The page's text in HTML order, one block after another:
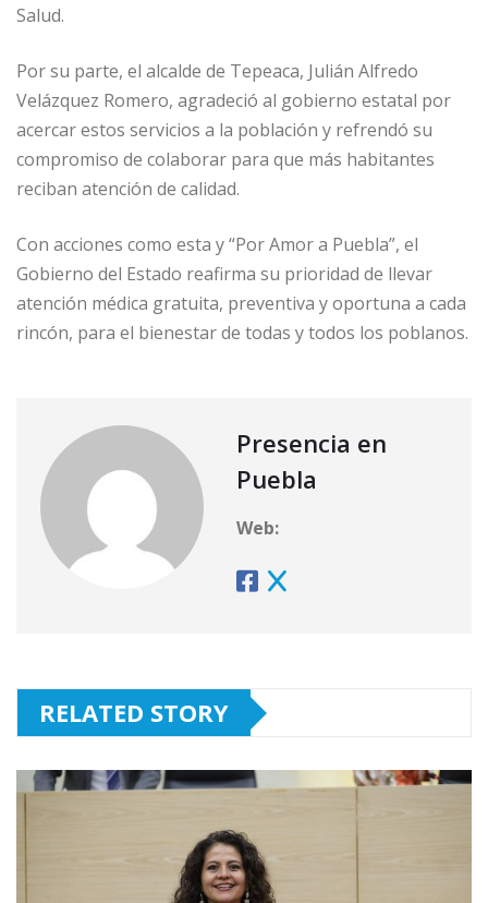
Salud.
Por su parte, el alcalde de Tepeaca, Julián Alfredo
Velázquez Romero, agradeció al gobierno estatal por
acercar estos servicios a la población y refrendó su
compromiso de colaborar para que más habitantes
reciban atención de calidad.
Con acciones como esta y “Por Amor a Puebla”, el
Gobierno del Estado reafirma su prioridad de llevar
atención médica gratuita, preventiva y oportuna a cada
rincón, para el bienestar de todas y todos los poblanos.
Presencia en
Puebla
Web:
RELATED STORY